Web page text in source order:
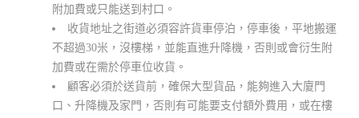
附加費或只能送到村口。
收貨地址之街道必須容許貨車停泊，停車後，平地搬運
不超過30米，沒樓梯，並能直進升降機，否則或會衍生附
加費或在需於停車位收貨。
顧客必須於送貨前，確保大型貨品，能夠進入大廈門
口、升降機及家門，否則有可能要支付額外費用，或在樓